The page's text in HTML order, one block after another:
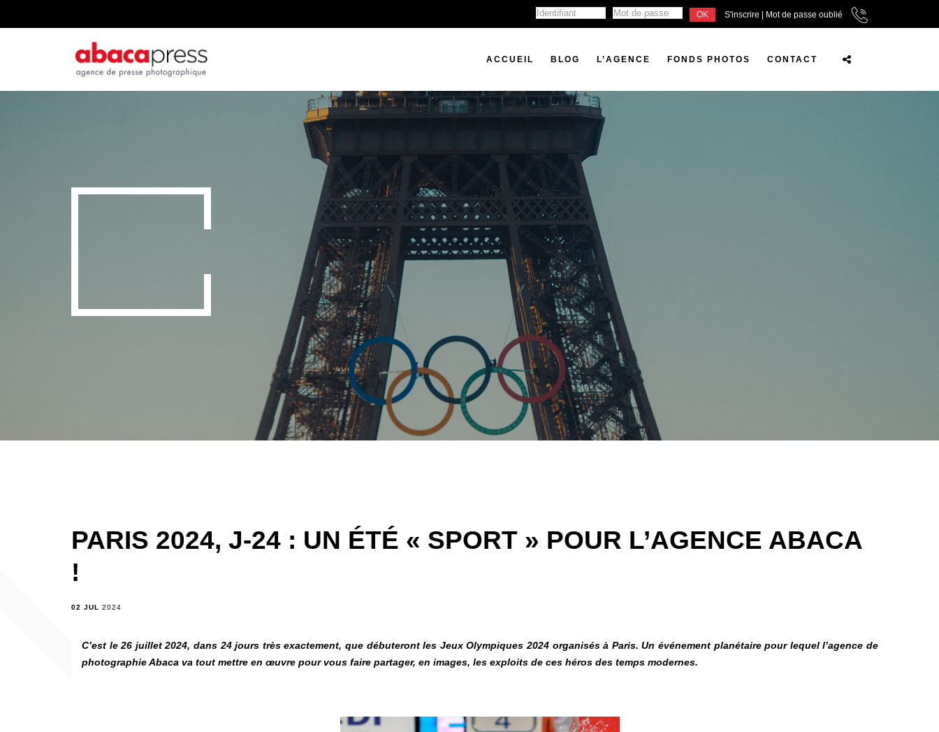
S'inscrire | Mot de passe oublié
ACCUEIL BLOG L’AGENCE FONDS PHOTOS CONTACT
PARIS 2024, J-24 : UN ÉTÉ « SPORT » POUR L’AGENCE ABACA
!
02 JUL 2024
C’est le 26 juillet 2024, dans 24 jours très exactement, que débuteront les Jeux Olympiques 2024 organisés à Paris. Un événement planétaire pour lequel l’agence de
photographie Abaca va tout mettre en œuvre pour vous faire partager, en images, les exploits de ces héros des temps modernes.